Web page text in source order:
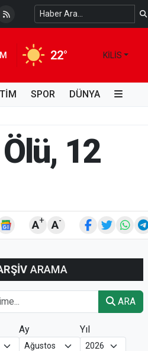
Temiz Suya Erişimde Kalıcı Bir Çözüm
22° KILIS
SPOR DÜNYA
12
A+ A-
ARAMA
ARA
Ay Yıl